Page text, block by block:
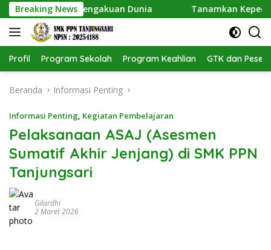
Langsung
ke
konten
Breaking News
Dapat Pengakuan Dunia Tanamkan Kepedulian
Profil Program Sekolah Program Keahlian GTK dan
Beranda Informasi Penting
Informasi Penting, Kegiatan Pembelajaran
Pelaksanaan ASAJ (Asesmen
Sumatif Akhir Jenjang) di SMK PPN
Tanjungsari
Gilardhi
2 Maret 2026